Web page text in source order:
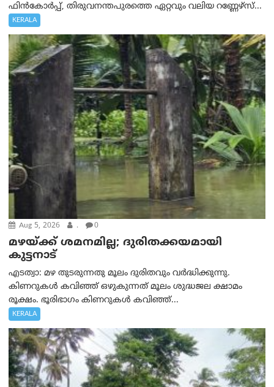
ഫിൻകോർപ്പ്, തിരുവനന്തപുരത്തെ ഏറ്റവും വലിയ റണ്ണേഴ്‌സ്...
KERALA
Aug 5, 2026 . 0
മഴയ്ക്ക് ശമനമില്ല; ദുരിതക്കയമായി
കുട്ടനാട്
എടത്വാ: മഴ തുടരുന്നതു മൂലം ദുരിതവും വർദ്ധിക്കുന്നു.
കിണറുകള്‍ കവിഞ്ഞ് ഒഴുകുന്നത് മൂലം ശുദ്ധജല ക്ഷാമം
രൂക്ഷം. ഭൂരിഭാഗം കിണറുകള്‍ കവിഞ്ഞ്...
KERALA